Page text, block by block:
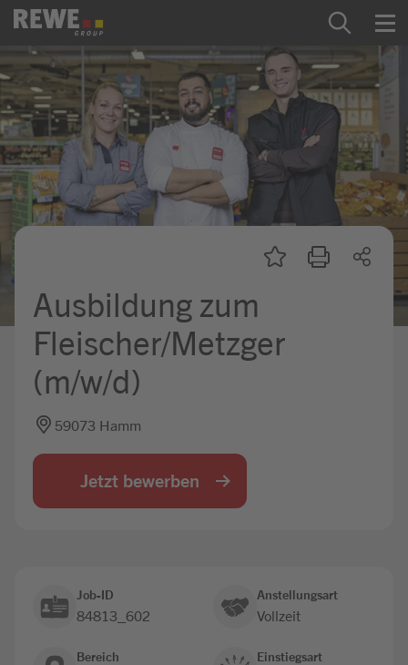
Zum Inhalt springen
Startseite
REWE Group als Arbeitgeber
Ausbildung & Studium
Praktikum & Werkstudium
Mein Kandidat:innenprofil
Ausbildung zum
Fleischer/Metzger
(m/w/d)
59073 Hamm
Jetzt bewerben
Job-ID
84813_602
Anstellungsart
Vollzeit
Bereich Einstiegsart